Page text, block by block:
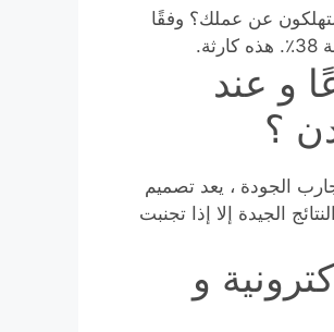
عن عملك؟ وفقًا
و عند
؟
الجودة ، يعد تصميم
الجيدة إلا إذا تجنبت
و